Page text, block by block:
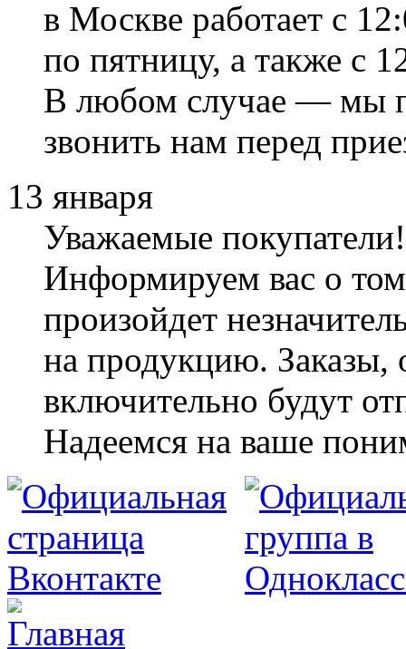
в Москве работает с
по пятницу, а также с
В любом случае — мы
звонить нам перед
13 января
Уважаемые покупатели!
Информируем вас о
произойдет
на продукцию. Заказы,
включительно будут
Надеемся на ваше